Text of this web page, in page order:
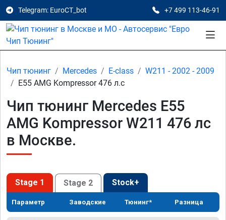
Telegram: EuroCT_bot +7 499 113-46-91
Чип тюнинг Mercedes E-class
W211 - 2002 - 2009
E55 AMG Kompressor 476 л.с
Чип тюнинг Mercedes E55
AMG Kompressor W211 476 лс
в Москве.
Stage 1 Stage 2 Stock+
Параметр Заводские Тюнинг* Разница